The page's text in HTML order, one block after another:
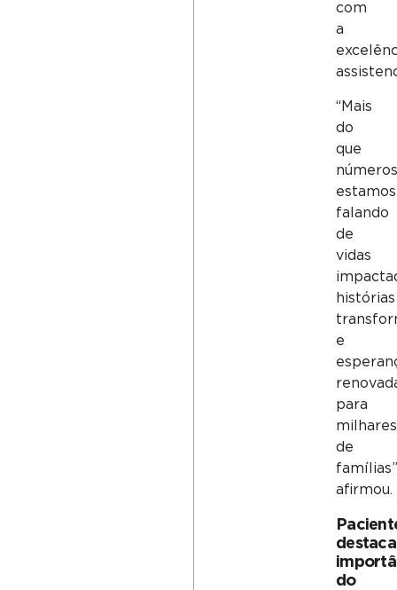
com
a
“Mais
do
que
estamos
falando
de
vidas
histórias
e
para
milhares
de
afirmou.
do